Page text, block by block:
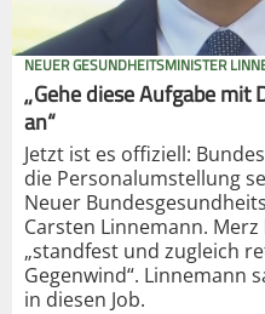
NEUER GESUNDHEITSMINISTER
„Gehe diese Aufgabe
an“
Jetzt ist es offiziell:
die Personalumstellung
Neuer
Carsten Linnemann.
„standfest und zugleich
Gegenwind“. Linnemann
in diesen Job.